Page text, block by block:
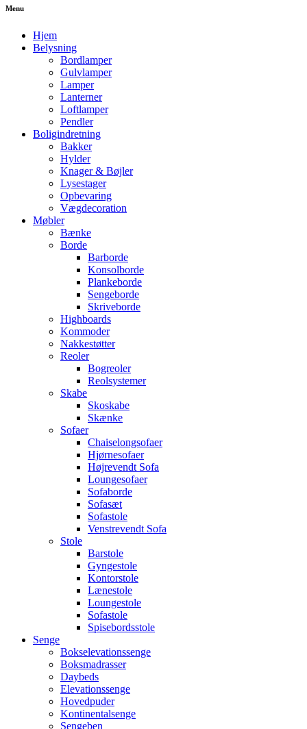
Menu
Hjem
Belysning
Bordlamper
Gulvlamper
Lamper
Lanterner
Loftlamper
Pendler
Boligindretning
Bakker
Hylder
Knager & Bøjler
Lysestager
Opbevaring
Vægdecoration
Møbler
Bænke
Borde
Barborde
Konsolborde
Plankeborde
Sengeborde
Skriveborde
Highboards
Kommoder
Nakkestøtter
Reoler
Bogreoler
Reolsystemer
Skabe
Skoskabe
Skænke
Sofaer
Chaiselongsofaer
Hjørnesofaer
Højrevendt Sofa
Loungesofaer
Sofaborde
Sofasæt
Sofastole
Venstrevendt Sofa
Stole
Barstole
Gyngestole
Kontorstole
Lænestole
Loungestole
Sofastole
Spisebordsstole
Senge
Bokselevationssenge
Boksmadrasser
Daybeds
Elevationssenge
Hovedpuder
Kontinentalsenge
Sengeben